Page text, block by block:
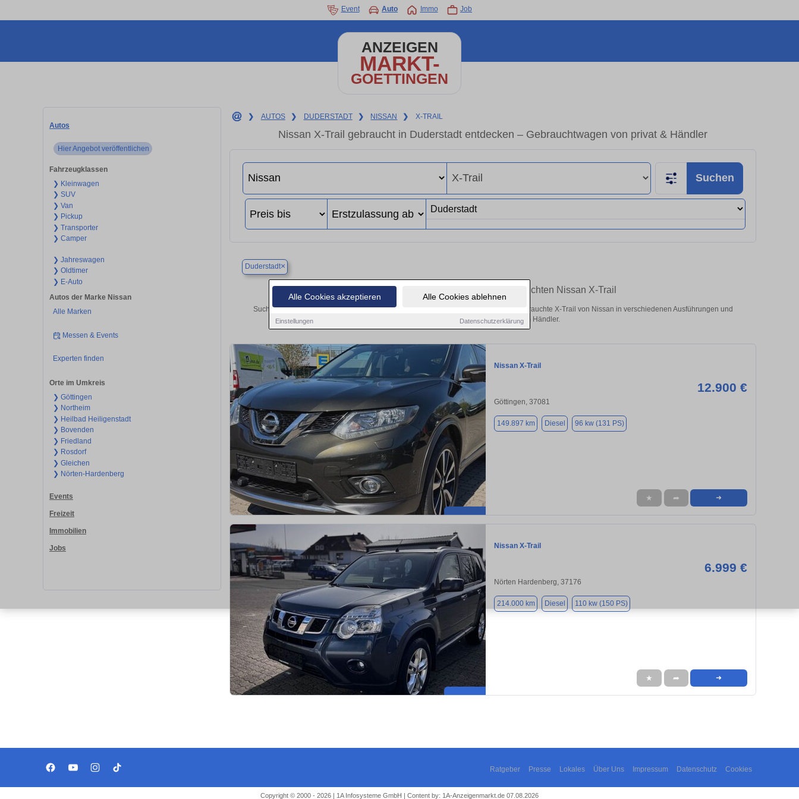
Alle Cookies akzeptieren Alle Cookies ablehnen
Einstellungen Datenschutzerklärung
Event Auto Immo Job
ANZEIGEN
MARKT-
GOETTINGEN
Autos
Hier Angebot veröffentlichen
Fahrzeugklassen
❯ Kleinwagen
❯ SUV
❯ Van
❯ Pickup
❯ Transporter
❯ Camper
❯ Jahreswagen
❯ Oldtimer
❯ E-Auto
Autos der Marke Nissan
Alle Marken
Messen & Events
Experten finden
Orte im Umkreis
❯ Göttingen
❯ Northeim
❯ Heilbad Heiligenstadt
❯ Bovenden
❯ Friedland
❯ Rosdorf
❯ Gleichen
❯ Nörten-Hardenberg
Events
Freizeit
Immobilien
Jobs
❯ AUTOS ❯ DUDERSTADT ❯ NISSAN ❯ X-TRAIL
Nissan X-Trail gebraucht in Duderstadt entdecken – Gebrauchtwagen von privat & Händler
Suchen
Duderstadt×
Finden Sie in Duderstadt Ihren gebrauchten Nissan X-Trail
Suchen Sie in Duderstadt einen Nissan X-Trail Gebrauchtwagen? Entdecken Sie gebrauchte X-Trail von Nissan in verschiedenen Ausführungen und
Preisklassen von privat und vom Händler.
Nissan X-Trail
12.900 €
Göttingen, 37081
149.897 km Diesel 96 kw (131 PS)
★ ➦ ➜
Nissan X-Trail
6.999 €
Nörten Hardenberg, 37176
214.000 km Diesel 110 kw (150 PS)
★ ➦ ➜
Ratgeber Presse Lokales Über Uns Impressum Datenschutz Cookies
Copyright © 2000 - 2026 | 1A Infosysteme GmbH | Content by: 1A-Anzeigenmarkt.de 07.08.2026